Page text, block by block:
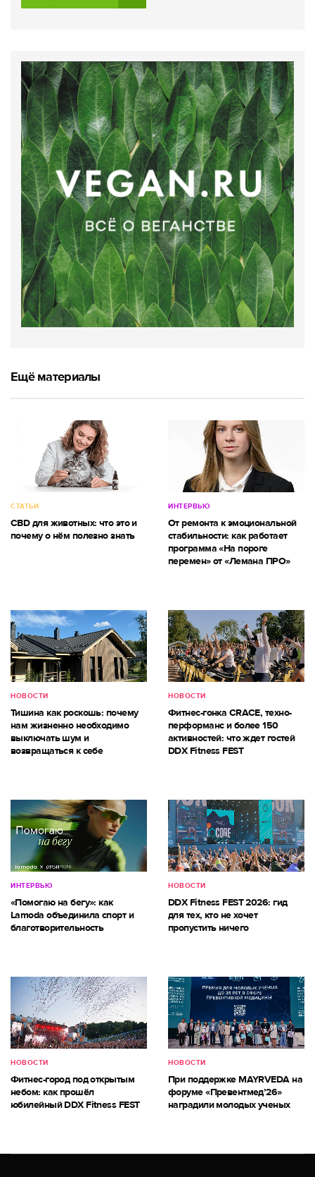
Ещё материалы
СТАТЬИ
CBD для животных: что это и
почему о нём полезно знать
ИНТЕРВЬЮ
От ремонта к эмоциональной
стабильности: как работает
программа «На пороге
перемен» от «Лемана ПРО»
НОВОСТИ
Тишина как роскошь: почему
нам жизненно необходимо
выключать шум и
возвращаться к себе
НОВОСТИ
Фитнес-гонка CRACE, техно-
перформанс и более 150
активностей: что ждет гостей
DDX Fitness FEST
ИНТЕРВЬЮ
«Помогаю на бегу»: как
Lamoda объединила спорт и
благотворительность
НОВОСТИ
DDX Fitness FEST 2026: гид
для тех, кто не хочет
пропустить ничего
НОВОСТИ
Фитнес-город под открытым
небом: как прошёл
юбилейный DDX Fitness FEST
НОВОСТИ
При поддержке MAYRVEDA на
форуме «Превентмед’26»
наградили молодых ученых